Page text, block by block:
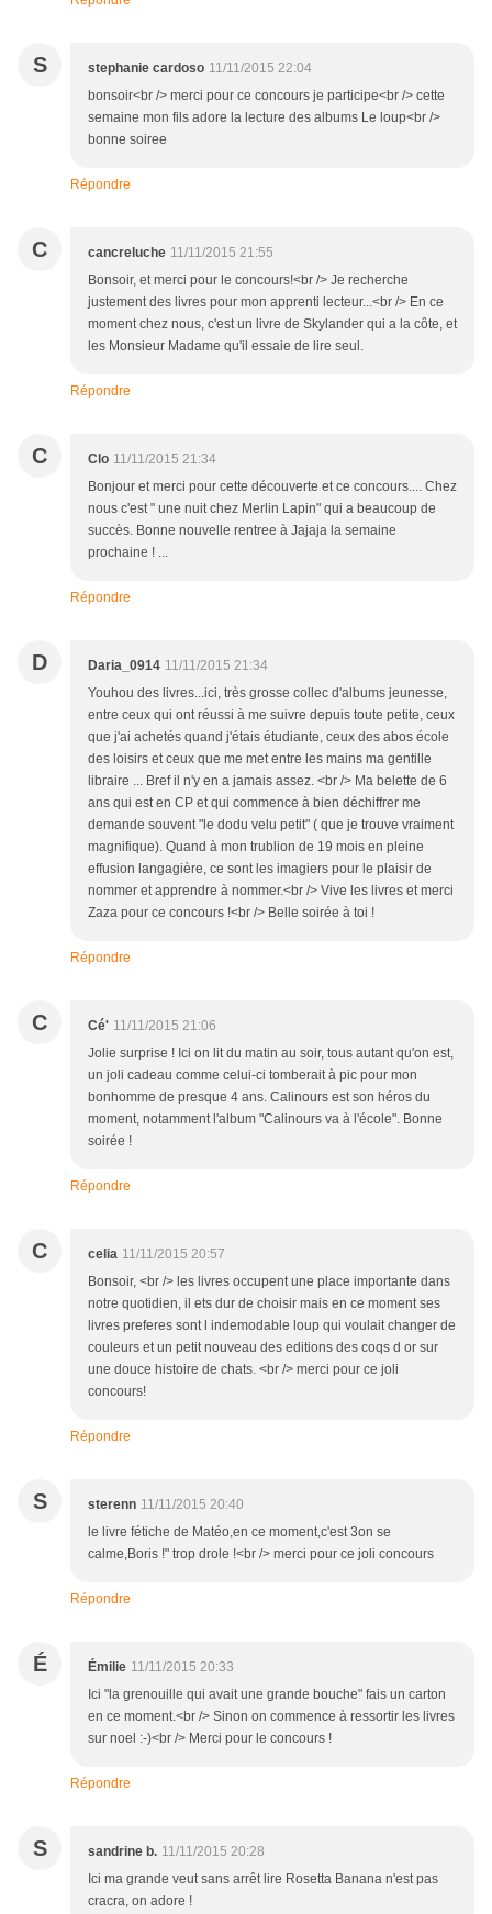
S stephanie cardoso 11/11/2015 22:04
bonsoir<br /> merci pour ce concours je participe<br /> cette
semaine mon fils adore la lecture des albums Le loup<br />
bonne soiree
Répondre
C cancreluche 11/11/2015 21:55
Bonsoir, et merci pour le concours!<br /> Je recherche
justement des livres pour mon apprenti lecteur...<br /> En ce
moment chez nous, c'est un livre de Skylander qui a la côte, et
les Monsieur Madame qu'il essaie de lire seul.
Répondre
C Clo 11/11/2015 21:34
Bonjour et merci pour cette découverte et ce concours.... Chez
nous c'est " une nuit chez Merlin Lapin" qui a beaucoup de
succès. Bonne nouvelle rentree à Jajaja la semaine
prochaine ! ...
Répondre
D Daria_0914 11/11/2015 21:34
Youhou des livres...ici, très grosse collec d'albums jeunesse,
entre ceux qui ont réussi à me suivre depuis toute petite, ceux
que j'ai achetés quand j'étais étudiante, ceux des abos école
des loisirs et ceux que me met entre les mains ma gentille
libraire ... Bref il n'y en a jamais assez. <br /> Ma belette de 6
ans qui est en CP et qui commence à bien déchiffrer me
demande souvent "le dodu velu petit" ( que je trouve vraiment
magnifique). Quand à mon trublion de 19 mois en pleine
effusion langagière, ce sont les imagiers pour le plaisir de
nommer et apprendre à nommer.<br /> Vive les livres et merci
Zaza pour ce concours !<br /> Belle soirée à toi !
Répondre
C Cé' 11/11/2015 21:06
Jolie surprise ! Ici on lit du matin au soir, tous autant qu'on est,
un joli cadeau comme celui-ci tomberait à pic pour mon
bonhomme de presque 4 ans. Calinours est son héros du
moment, notamment l'album "Calinours va à l'école". Bonne
soirée !
Répondre
C celia 11/11/2015 20:57
Bonsoir, <br /> les livres occupent une place importante dans
notre quotidien, il ets dur de choisir mais en ce moment ses
livres preferes sont l indemodable loup qui voulait changer de
couleurs et un petit nouveau des editions des coqs d or sur
une douce histoire de chats. <br /> merci pour ce joli
concours!
Répondre
S sterenn 11/11/2015 20:40
le livre fétiche de Matéo,en ce moment,c'est 3on se
calme,Boris !" trop drole !<br /> merci pour ce joli concours
Répondre
É Émilie 11/11/2015 20:33
Ici "la grenouille qui avait une grande bouche" fais un carton
en ce moment.<br /> Sinon on commence à ressortir les livres
sur noel :-)<br /> Merci pour le concours !
Répondre
S sandrine b. 11/11/2015 20:28
Ici ma grande veut sans arrêt lire Rosetta Banana n'est pas
cracra, on adore !